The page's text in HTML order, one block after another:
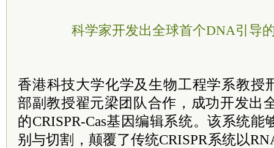
科学家开发出全球首个DNA引导
香港科技大学化学及生物工程学系教授
部副教授翟元梁团队合作，成功开发出
的CRISPR-Cas基因编辑系统。该系统
别与切割，颠覆了传统CRISPR系统以